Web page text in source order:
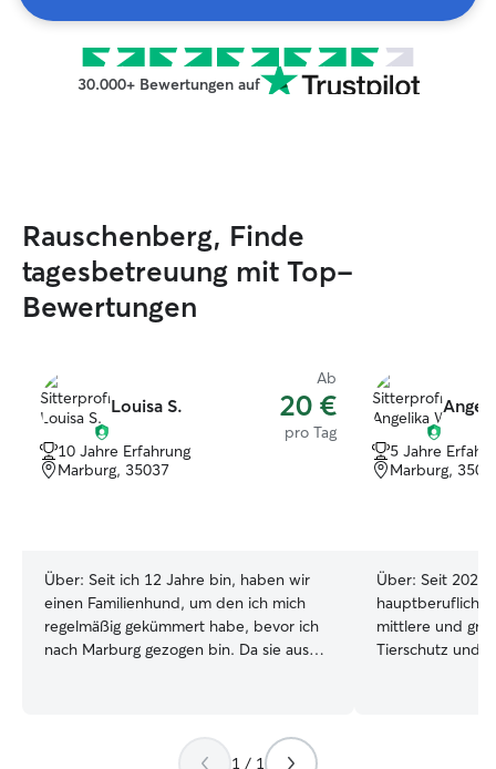
30.000+ Bewertungen auf
Rauschenberg, Finde
tagesbetreuung mit Top-
Bewertungen
Louisa S.
Ab
20 €
pro Tag
10 Jahre Erfahrung
Marburg, 35037
Über: Seit ich 12 Jahre bin, haben wir
einen Familienhund, um den ich mich
regelmäßig gekümmert habe, bevor ich
nach Marburg gezogen bin. Da sie aus
Hunden sammeln konnte. Momentan
5 Jahre
Marburg,
Über: Seit 2021
hauptberuflich
mittlere und
Tierschutz und
1 / 1